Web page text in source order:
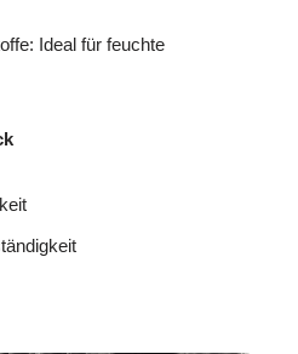
Ideal für feuchte